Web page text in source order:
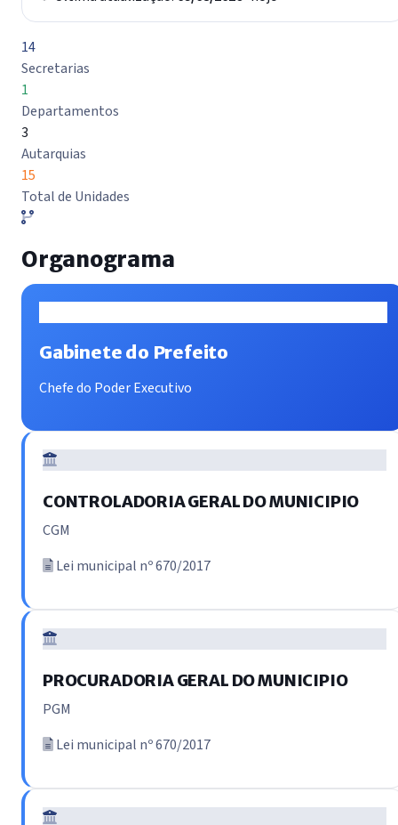
14
Secretarias
1
Departamentos
3
Autarquias
15
Total de Unidades
Organograma
Gabinete do Prefeito
Chefe do Poder Executivo
CONTROLADORIA GERAL DO MUNICIPIO
CGM
Lei municipal nº 670/2017
PROCURADORIA GERAL DO MUNICIPIO
PGM
Lei municipal nº 670/2017